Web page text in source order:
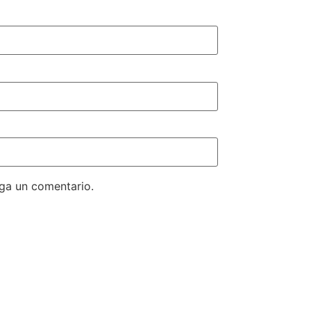
un comentario.